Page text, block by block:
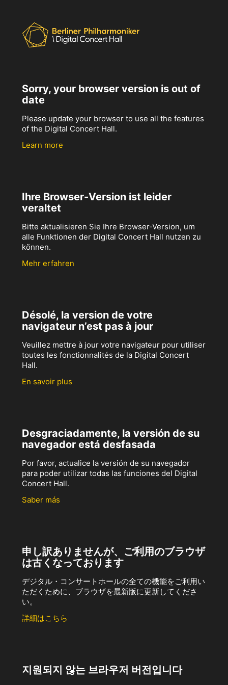
Sorry, your browser version is out of
date
Please update your browser to use all the features
of the Digital Concert Hall.
Learn more
Ihre Browser-Version ist leider
veraltet
Bitte aktualisieren Sie Ihre Browser-Version, um
alle Funktionen der Digital Concert Hall nutzen zu
können.
Mehr erfahren
Désolé, la version de votre
navigateur n’est pas à jour
Veuillez mettre à jour votre navigateur pour utiliser
toutes les fonctionnalités de la Digital Concert
Hall.
En savoir plus
Desgraciadamente, la versión de su
navegador está desfasada
Por favor, actualice la versión de su navegador
para poder utilizar todas las funciones del Digital
Concert Hall.
Saber más
申し訳ありませんが、ご利用のブラウザ
は古くなっております
デジタル・コンサートホールの全ての機能をご利用い
ただくために、ブラウザを最新版に更新してくださ
い。
詳細はこちら
지원되지 않는 브라우저 버전입니다